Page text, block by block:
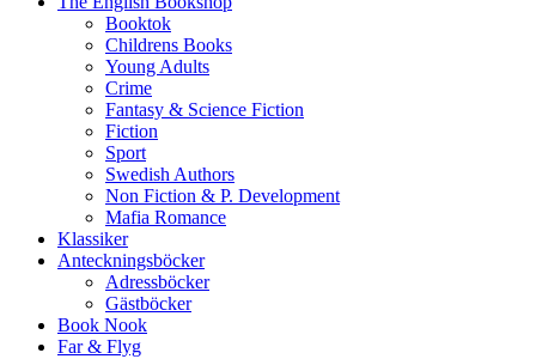
Booktok
Childrens Books
Young Adults
Crime
Fantasy & Science Fiction
Fiction
Sport
Swedish Authors
Non Fiction & P. Development
Mafia Romance
Klassiker
Anteckningsböcker
Adressböcker
Gästböcker
Book Nook
Far & Flyg